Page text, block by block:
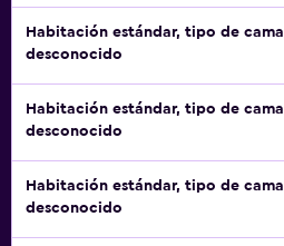
Habitación estándar, tipo de cama
desconocido
Habitación estándar, tipo de cama
desconocido
Habitación estándar, tipo de cama
desconocido